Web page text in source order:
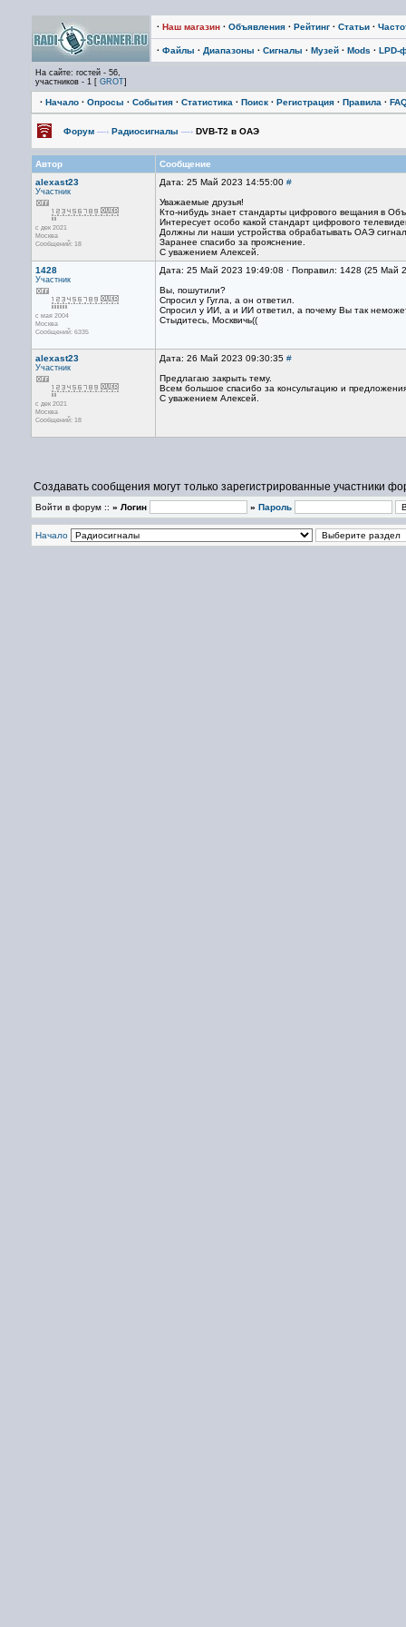
· Наш магазин · Объявления · Рейтинг · Статьи ·
· Файлы · Диапазоны · Сигналы · Музей · Mods · LPD-
На сайте: гостей - 56,
участников - 1 [ GROT]
· Начало · Опросы · События · Статистика · Поиск · Регистрация · Правила ·
Форум —› Радиосигналы —› DVB-T2 в ОАЭ
Автор
Сообщение
alexast23
Участник
с дек 2021
Москва
Сообщений: 18
Дата: 25 Май 2023 14:55:00 #
Уважаемые друзья!
Кто-нибудь знает стандарты цифрового вещания в
Интересует особо какой стандарт цифрового
Должны ли наши устройства обрабатывать ОАЭ
Заранее спасибо за прояснение.
С уважением Алексей.
1428
Участник
с мая 2004
Москва
Сообщений: 6335
Дата: 25 Май 2023 19:49:08 · Поправил: 1428 (25 Май
Вы, пошутили?
Спросил у Гугла, а он ответил.
Спросил у ИИ, а и ИИ ответил, а почему Вы так
Стыдитесь, Москвичь((
alexast23
Участник
с дек 2021
Москва
Сообщений: 18
Дата: 26 Май 2023 09:30:35 #
Предлагаю закрыть тему.
Всем большое спасибо за консультацию и
С уважением Алексей.
Создавать сообщения могут только зарегистрированные участники
Войти в форум :: » Логин » Пароль
Начало